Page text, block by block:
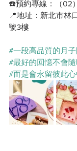
☎️預約專線：（02
📍地址：新北市林
號3樓
#一段高品質的月
#最好的回憶不會
#而是會永留彼此心